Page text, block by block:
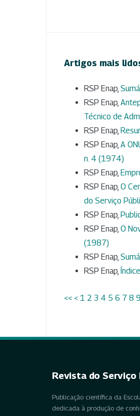
Artigos mais
RSP Enap,
RSP Enap,
Técnico de
RSP Enap,
RSP Enap, A
n. 4 (1974)
RSP Enap,
RSP Enap, O
do Serviço
RSP Enap,
RSP Enap, O
(1987)
RSP Enap,
RSP Enap,
<< < 1 2 3 4 5 6 7 8 9
Revista do Serviço
Publicação científica da
dedicada à produção de